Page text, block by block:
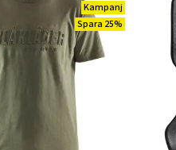
Kampanj
Spara 25%